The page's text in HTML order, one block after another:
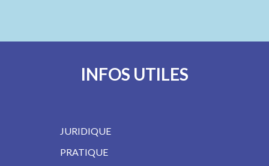
INFOS UTILES
JURIDIQUE
PRATIQUE